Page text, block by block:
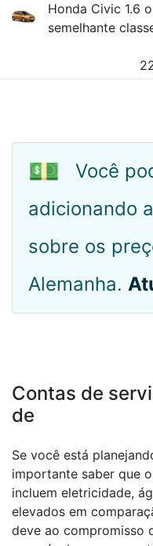
Honda Civic 1.6
semelhante
💵
Você
adicionando
sobre os
Alemanha.
Contas de
de
Se você está
importante saber que
incluem eletricidade,
elevados em
deve ao compromisso